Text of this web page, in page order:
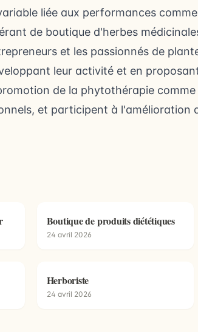
liée aux performances
de boutique d'herbes
et les passionnés de
leur activité et en
de la phytothérapie
et participent à l'amélioration
Boutique de produits diététiques
24 avril 2026
Herboriste
24 avril 2026